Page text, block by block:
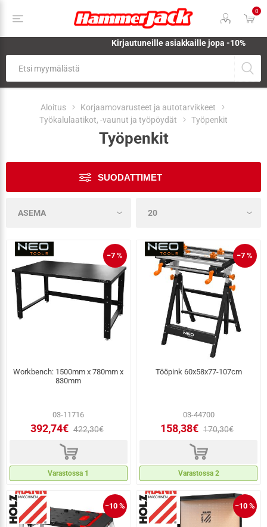
0
Kirjautuneille asiakkaille jopa -10%
Aloitus
Korjaamovarusteet ja autotarvikkeet
Työkalulaatikot, -vaunut ja työpöydät
Työpenkit
Työpenkit
SUODATTIMET
−7 %
Workbench: 1500mm x 780mm x
830mm
03-11716
392,74€ 422,30€
d
Varastossa 1
−7 %
Tööpink 60x58x77-107cm
03-44700
158,38€ 170,30€
d
Varastossa 2
−10 % −10 %